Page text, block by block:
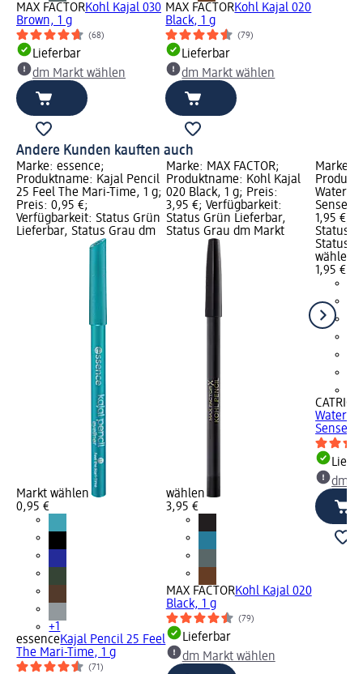
MAX FACTORKohl Kajal 030
Brown, 1 g
(68)
Lieferbar
dm Markt wählen
MAX FACTORKohl Kajal 020
Black, 1 g
(79)
Lieferbar
dm Markt wählen
Andere Kunden kauften auch
Marke: essence;
Produktname: Kajal Pencil
25 Feel The Mari-Time, 1 g;
Preis: 0,95 €;
Verfügbarkeit: Status Grün
Lieferbar, Status Grau dm
Markt wählen
0,95 €
+1
essenceKajal Pencil 25 Feel
The Mari-Time, 1 g
(71)
Marke: MAX FACTOR;
Produktname: Kohl Kajal
020 Black, 1 g; Preis:
3,95 €; Verfügbarkeit:
Status Grün Lieferbar,
Status Grau dm Markt
wählen
3,95 €
MAX FACTORKohl Kajal 020
Black, 1 g
(79)
Lieferbar
dm Markt wählen
Marke:
Sense,
1,95 €;
Status
Status
wählen
1,95 €
CATRICE
Sense,
dm